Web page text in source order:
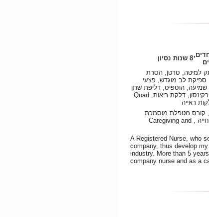
8 שנות נסיון
למיטה, סרטן, הסרת
ספיקת לב מוגדש, פצעי
שמיעה, הוספיס, דליפת שתן
, תת-תזונה, אוסטאופורוזיס, שיתוק, פרקינסון, דלקת ריאות, Quad
ראייה
קורס מטפלת מוסמכת
לטיפול בקשישים, קורס עזרה ראשונה, קורס החייה , Caregiving and
A Registered Nurse, who
company, thus develop
industry. More than 5
company nurse and as a